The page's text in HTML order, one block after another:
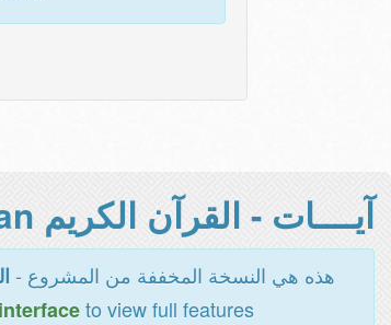
آيــــات - القرآن الكريم Holy Quran -
هذه هي النسخة المخففة من المشروع -
to view full features